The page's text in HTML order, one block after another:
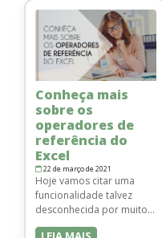
esta versão apesar do
nome, deve ser lançada
até a metade de 2018
para testes (não há uma
data definida), e no início
de 2019 de …
Conheça mais
sobre os
operadores de
referência do
Excel
22 de março de 2021
Hoje vamos citar uma
funcionalidade talvez
desconhecida por muitos,
que são os operadores